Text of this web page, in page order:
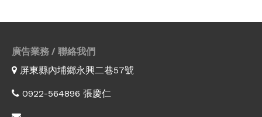
廣告業務 / 聯絡我們
屏東縣內埔鄉永興二巷57號
0922-564896 張慶仁